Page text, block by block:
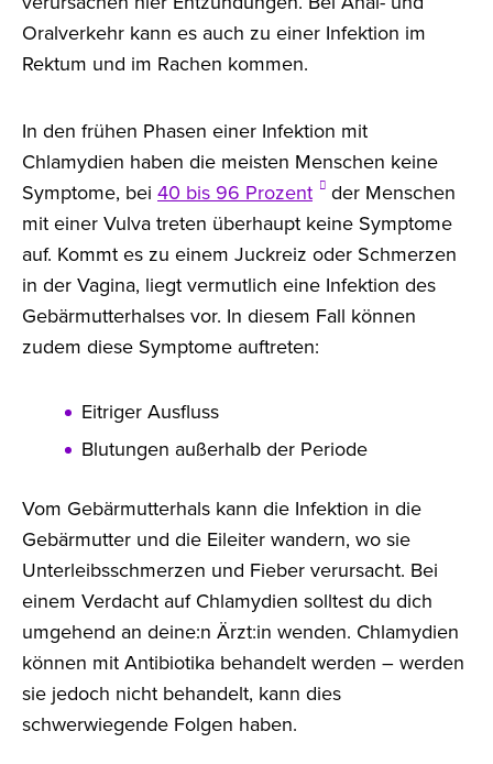
Oralverkehr kann es auch zu einer Infektion im
Rektum und im Rachen kommen.
In den frühen Phasen einer Infektion mit
Chlamydien haben die meisten Menschen keine
Symptome, bei 40 bis 96 Prozent
der Menschen
mit einer Vulva treten überhaupt keine Symptome
auf. Kommt es zu einem Juckreiz oder Schmerzen
in der Vagina, liegt vermutlich eine Infektion des
Gebärmutterhalses vor. In diesem Fall können
zudem diese Symptome auftreten:
Eitriger Ausfluss
Blutungen außerhalb der Periode
Vom Gebärmutterhals kann die Infektion in die
Gebärmutter und die Eileiter wandern, wo sie
Unterleibsschmerzen und Fieber verursacht. Bei
einem Verdacht auf Chlamydien solltest du dich
umgehend an deine:n Ärzt:in wenden. Chlamydien
können mit Antibiotika behandelt werden – werden
sie jedoch nicht behandelt, kann dies
schwerwiegende Folgen haben.